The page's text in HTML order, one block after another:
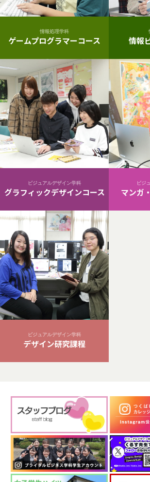
情報処理学科
ゲームプログラマーコース 情報
ビジュアルデザイン学科
グラフィックデザインコース
ビジ
マンガ
ビジュアルデザイン学科
デザイン研究課程